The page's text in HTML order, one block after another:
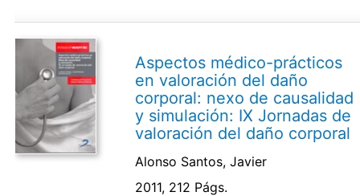
Aspectos médico-prácticos
en valoración del daño
corporal: nexo de causalidad
y simulación: IX Jornadas de
valoración del daño corporal
Alonso Santos, Javier
2011, 212 Págs.